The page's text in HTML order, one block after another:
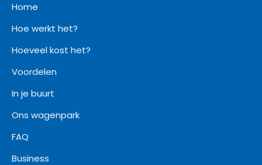
Home
Hoe werkt het?
Hoeveel kost het?
Voordelen
In je buurt
Ons wagenpark
FAQ
Business